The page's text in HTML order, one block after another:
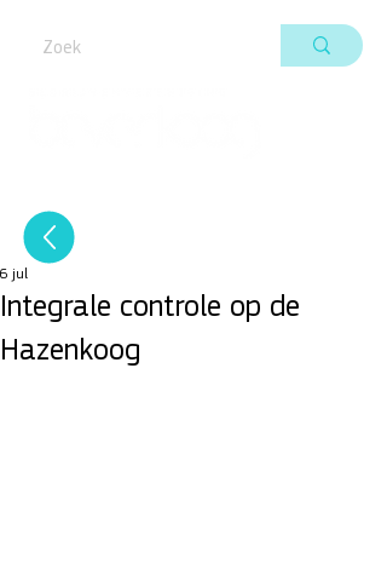
Integrale controle op de
Hazenkoog
6 jul